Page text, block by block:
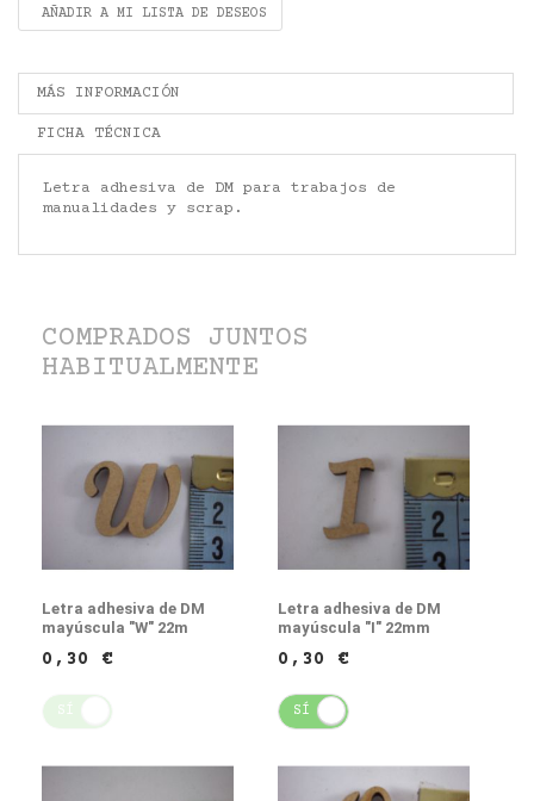
AÑADIR A MI LISTA DE DESEOS
MÁS INFORMACIÓN
FICHA TÉCNICA
Letra adhesiva de DM para trabajos de
manualidades y scrap.
COMPRADOS JUNTOS
HABITUALMENTE
Letra adhesiva de DM
mayúscula "W" 22m
0,30 €
SÍ
Letra adhesiva de DM
mayúscula "I" 22mm
0,30 €
SÍ